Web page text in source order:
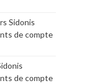
Sidonis
de compte
de compte